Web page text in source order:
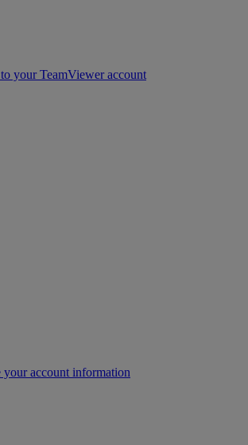
your TeamViewer account
your account information